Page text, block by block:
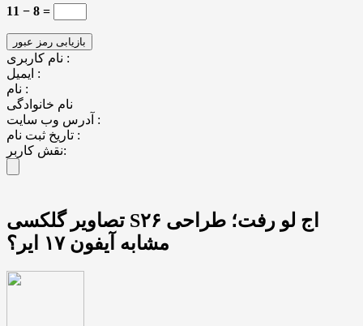
11 − 8 =
نام کاربری :
ایمیل :
نام :
نام خانوادگی
آدرس وب سایت :
تاریخ ثبت نام :
نقش کاربر:
تصاویر گلکسی S۲۶ اج لو رفت؛ طراحی
مشابه آیفون ۱۷ ایر؟